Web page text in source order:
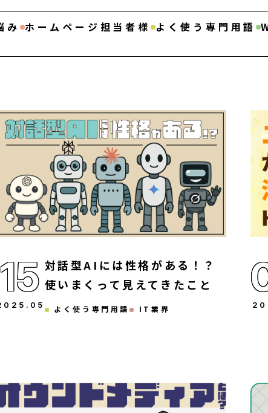
み ホームページ担当者様 よく使う専門用語
15
. 05
対話型AIには性格がある！？
使いまくって見えてきたこと
よく使う専門用語 IT業界